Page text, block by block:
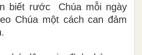
biết rước Chúa mỗi ngày
Chúa một cách can đảm